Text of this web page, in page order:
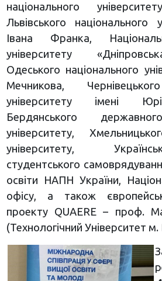
національного
Львівського національного
Івана Франка,
університету
Одеського національного
Мечникова,
університету імені
Бердянського
університету,
університету,
студентського
освіти НАПН України,
офісу, а також
проекту QUAERE – проф.
(Технологічний Університет